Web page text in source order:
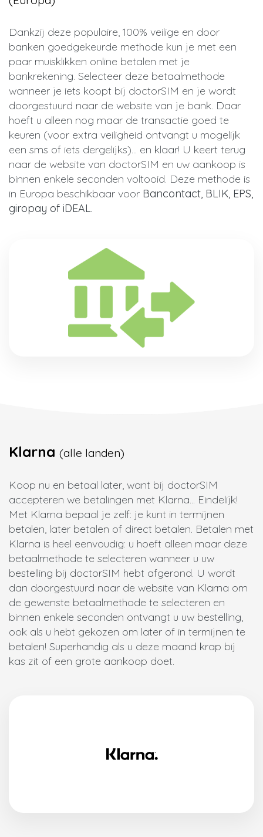
Dankzij deze populaire, 100% veilige en door
banken goedgekeurde methode kun je met een
paar muisklikken online betalen met je
bankrekening. Selecteer deze betaalmethode
wanneer je iets koopt bij doctorSIM en je wordt
doorgestuurd naar de website van je bank. Daar
hoeft u alleen nog maar de transactie goed te
keuren (voor extra veiligheid ontvangt u mogelijk
een sms of iets dergelijks)... en klaar! U keert terug
naar de website van doctorSIM en uw aankoop is
binnen enkele seconden voltooid. Deze methode is
in Europa beschikbaar voor Bancontact, BLIK, EPS,
giropay of iDEAL.
Klarna (alle landen)
Koop nu en betaal later, want bij doctorSIM
accepteren we betalingen met Klarna... Eindelijk!
Met Klarna bepaal je zelf: je kunt in termijnen
betalen, later betalen of direct betalen. Betalen met
Klarna is heel eenvoudig: u hoeft alleen maar deze
betaalmethode te selecteren wanneer u uw
bestelling bij doctorSIM hebt afgerond. U wordt
dan doorgestuurd naar de website van Klarna om
de gewenste betaalmethode te selecteren en
binnen enkele seconden ontvangt u uw bestelling,
ook als u hebt gekozen om later of in termijnen te
betalen! Superhandig als u deze maand krap bij
kas zit of een grote aankoop doet.